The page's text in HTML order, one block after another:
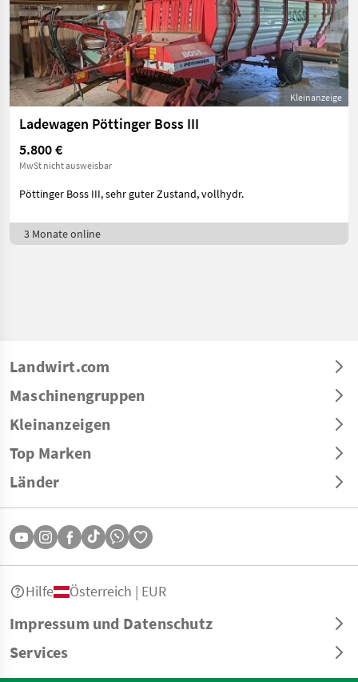
Kleinanzeige
Ladewagen Pöttinger Boss III
5.800 €
MwSt nicht ausweisbar
Pöttinger Boss III, sehr guter Zustand, vollhydr.
3 Monate online
Landwirt.com
Maschinengruppen
Kleinanzeigen
Top Marken
Länder
Impressum und Datenschutz
Services
Hilfe Österreich | EUR